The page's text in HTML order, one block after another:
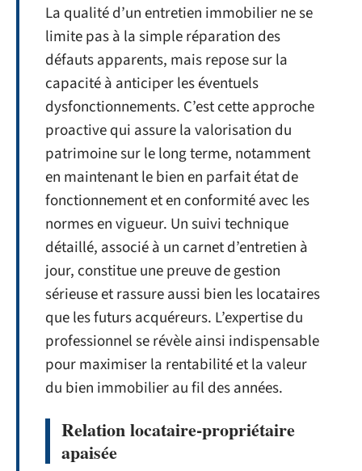
La qualité d’un entretien immobilier ne se
limite pas à la simple réparation des
défauts apparents, mais repose sur la
capacité à anticiper les éventuels
dysfonctionnements. C’est cette approche
proactive qui assure la valorisation du
patrimoine sur le long terme, notamment
en maintenant le bien en parfait état de
fonctionnement et en conformité avec les
normes en vigueur. Un suivi technique
détaillé, associé à un carnet d’entretien à
jour, constitue une preuve de gestion
sérieuse et rassure aussi bien les locataires
que les futurs acquéreurs. L’expertise du
professionnel se révèle ainsi indispensable
pour maximiser la rentabilité et la valeur
du bien immobilier au fil des années.
Relation locataire-propriétaire
apaisée